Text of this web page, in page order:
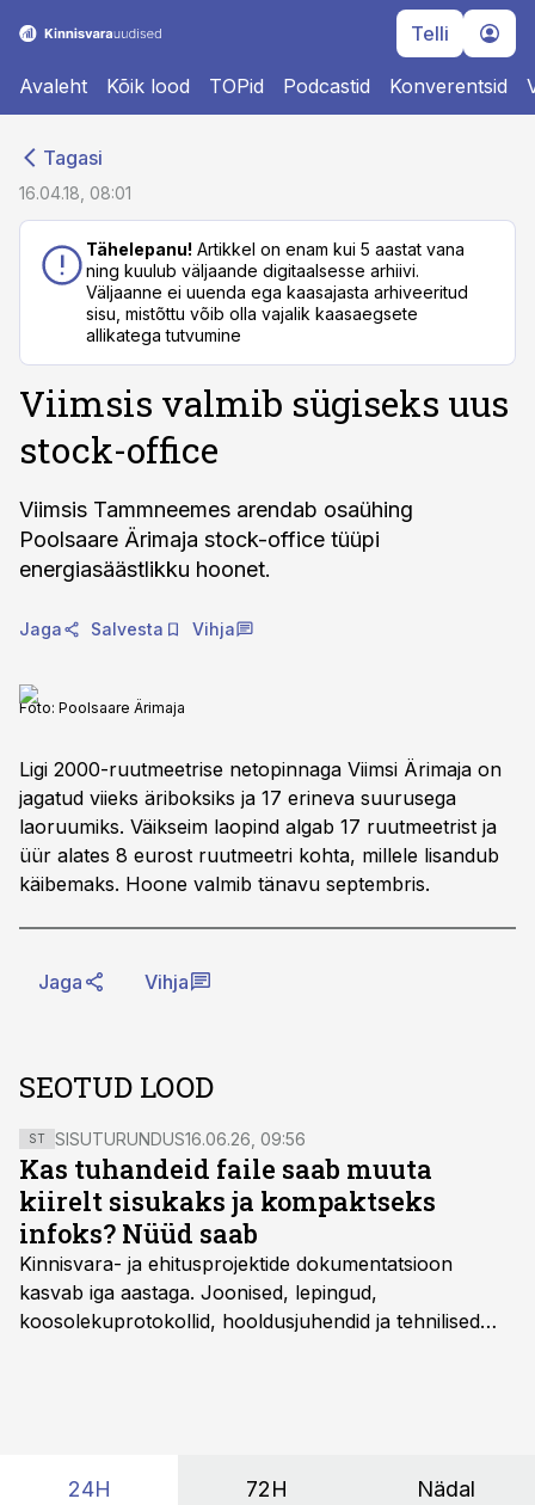
Telli
Avaleht Kõik lood TOPid Podcastid Konverentsid
Tagasi
16.04.18, 08:01
Tähelepanu! Artikkel on enam kui 5 aastat vana
ning kuulub väljaande digitaalsesse arhiivi.
Väljaanne ei uuenda ega kaasajasta arhiveeritud
sisu, mistõttu võib olla vajalik kaasaegsete
allikatega tutvumine
Viimsis valmib sügiseks uus
stock-office
Viimsis Tammneemes arendab osaühing
Poolsaare Ärimaja stock-office tüüpi
energiasäästlikku hoonet.
Jaga Salvesta Vihja
Foto: Poolsaare Ärimaja
Ligi 2000-ruutmeetrise netopinnaga Viimsi Ärimaja on
jagatud viieks äriboksiks ja 17 erineva suurusega
laoruumiks. Väikseim laopind algab 17 ruutmeetrist ja
üür alates 8 eurost ruutmeetri kohta, millele lisandub
käibemaks. Hoone valmib tänavu septembris.
Jaga Vihja
SEOTUD LOOD
ST SISUTURUNDUS16.06.26, 09:56
Kas tuhandeid faile saab muuta
kiirelt sisukaks ja kompaktseks
infoks? Nüüd saab
Kinnisvara- ja ehitusprojektide dokumentatsioon
kasvab iga aastaga. Joonised, lepingud,
koosolekuprotokollid, hooldusjuhendid ja tehnilised
24H 72H Nädal